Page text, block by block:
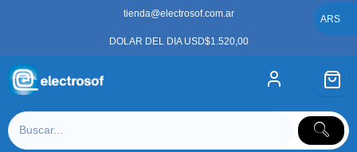
tienda@electrosof.com.ar
DOLAR DEL DIA USD$1.520,00
ARS